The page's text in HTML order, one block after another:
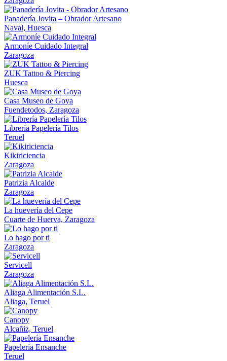
Panadería Jovita – Obrador Artesano
Naval, Huesca
Armoníe Cuidado Integral
Zaragoza
ZUK Tattoo & Piercing
Huesca
Casa Museo de Goya
Fuendetodos, Zaragoza
Librería Papelería Tilos
Teruel
Kikiriciencia
Zaragoza
Patrizia Alcalde
Zaragoza
La huevería del Cepe
Cuarte de Huerva, Zaragoza
Lo hago por ti
Zaragoza
Servicell
Zaragoza
Aliaga Alimentación S.L.
Aliaga, Teruel
Canopy
Alcañiz, Teruel
Papelería Ensanche
Teruel